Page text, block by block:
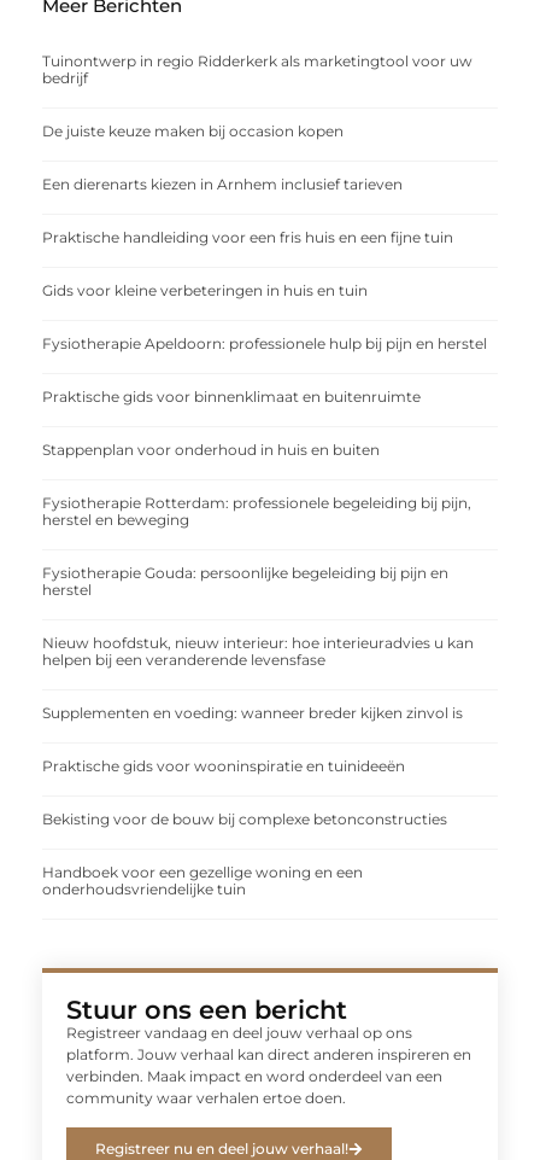
Meer Berichten
Tuinontwerp in regio Ridderkerk als marketingtool voor uw
bedrijf
De juiste keuze maken bij occasion kopen
Een dierenarts kiezen in Arnhem inclusief tarieven
Praktische handleiding voor een fris huis en een fijne tuin
Gids voor kleine verbeteringen in huis en tuin
Fysiotherapie Apeldoorn: professionele hulp bij pijn en herstel
Praktische gids voor binnenklimaat en buitenruimte
Stappenplan voor onderhoud in huis en buiten
Fysiotherapie Rotterdam: professionele begeleiding bij pijn,
herstel en beweging
Fysiotherapie Gouda: persoonlijke begeleiding bij pijn en
herstel
Nieuw hoofdstuk, nieuw interieur: hoe interieuradvies u kan
helpen bij een veranderende levensfase
Supplementen en voeding: wanneer breder kijken zinvol is
Praktische gids voor wooninspiratie en tuinideeën
Bekisting voor de bouw bij complexe betonconstructies
Handboek voor een gezellige woning en een
onderhoudsvriendelijke tuin
Stuur ons een bericht
Registreer vandaag en deel jouw verhaal op ons
platform. Jouw verhaal kan direct anderen inspireren en
verbinden. Maak impact en word onderdeel van een
community waar verhalen ertoe doen.
Registreer nu en deel jouw verhaal!